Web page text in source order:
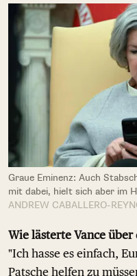
Graue Eminenz: Auch
mit dabei, hielt sich aber im
ANDREW CABALLERO-
Wie lästerte Vance über
"Ich hasse es einfach,
Patsche helfen zu